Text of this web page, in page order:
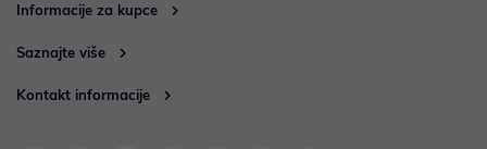
Informacije za kupce
Saznajte više
Kontakt informacije